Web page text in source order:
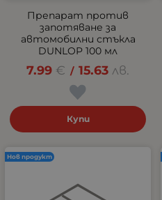
Препарат против
запотяване за
автомобилни стъкла
DUNLOP 100 мл
7.99 € / 15.63 лв.
Купи
Нов продукт